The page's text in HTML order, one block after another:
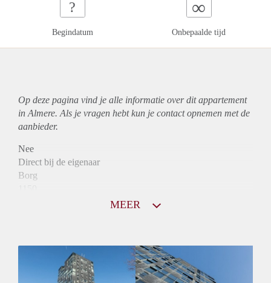
?
Begindatum
∞
Onbepaalde tijd
Op deze pagina vind je alle informatie over ditappartement
in Almere. Als je vragen hebt kun je contact opnemen met de
aanbieder.
Nee
Direct bij de eigenaar
Borg
3,1 X Maandhuur Bruto
MEER